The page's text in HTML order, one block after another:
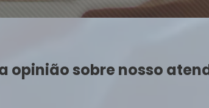
opinião sobre nosso